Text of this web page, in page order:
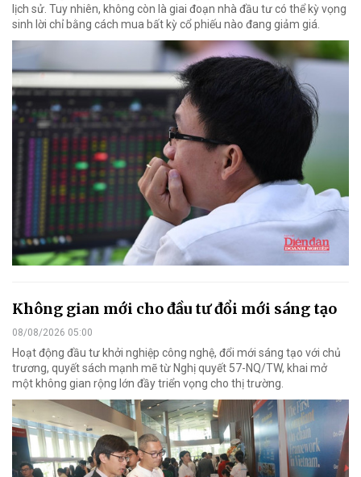
lịch sử. Tuy nhiên, không còn là giai đoạn nhà đầu tư có thể kỳ vọng
sinh lời chỉ bằng cách mua bất kỳ cổ phiếu nào đang giảm giá.
Không gian mới cho đầu tư đổi mới sáng tạo
08/08/2026 05:00
Hoạt động đầu tư khởi nghiệp công nghệ, đổi mới sáng tạo với chủ
trương, quyết sách mạnh mẽ từ Nghị quyết 57-NQ/TW, khai mở
một không gian rộng lớn đầy triển vọng cho thị trường.